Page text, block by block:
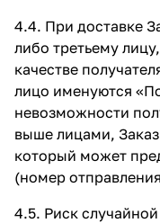
4.4. При доставке
либо третьему
качестве
лицо именуются
невозможности
выше лицами,
который может
(номер
4.5. Риск